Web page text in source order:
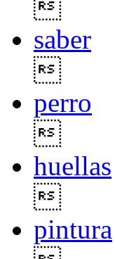
saber
perro
huellas
pintura